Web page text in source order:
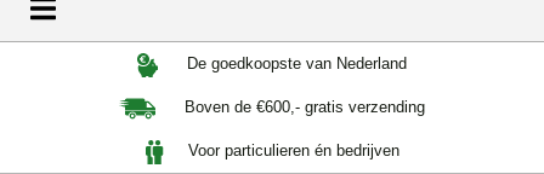
De goedkoopste van Nederland
Boven de €600,- gratis verzending
Voor particulieren én bedrijven